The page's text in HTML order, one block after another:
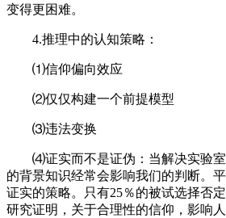
变得更困难。
4.推理中的认知策略：
⑴信仰偏向效应
⑵仅仅构建一个前提模型
⑶违法变换
⑷证实而不是证伪：当解决实验室
的背景知识经常会影响我们的判断。
证实的策略。只有25％的被试选择否
研究证明，关于合理性的信仰，影响